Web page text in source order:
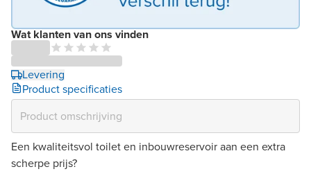
Wat klanten van ons vinden
Levering
Product specificaties
Een kwaliteitsvol toilet en inbouwreservoir aan een extra
scherpe prijs?